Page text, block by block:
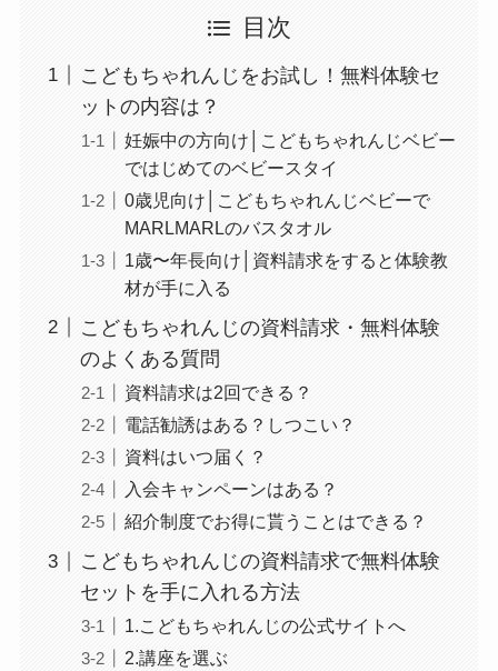
目次
こどもちゃれんじをお試し！無料体験セ
ットの内容は？
妊娠中の方向け│こどもちゃれんじベビー
ではじめてのベビースタイ
0歳児向け│こどもちゃれんじベビーで
MARLMARLのバスタオル
1歳〜年長向け│資料請求をすると体験教
材が手に入る
こどもちゃれんじの資料請求・無料体験
のよくある質問
資料請求は2回できる？
電話勧誘はある？しつこい？
資料はいつ届く？
入会キャンペーンはある？
紹介制度でお得に貰うことはできる？
こどもちゃれんじの資料請求で無料体験
セットを手に入れる方法
1.こどもちゃれんじの公式サイトへ
2.講座を選ぶ